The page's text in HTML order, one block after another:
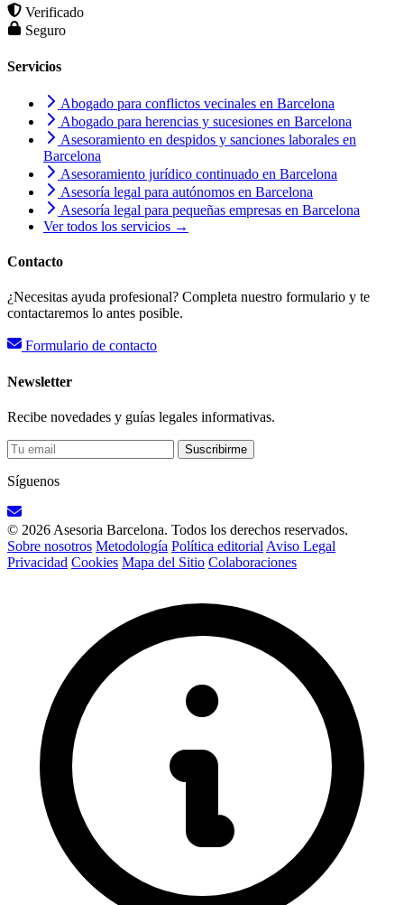
Verificado
Seguro
Servicios
Abogado para conflictos vecinales en Barcelona
Abogado para herencias y sucesiones en Barcelona
Asesoramiento en despidos y sanciones laborales en
Barcelona
Asesoramiento jurídico continuado en Barcelona
Asesoría legal para autónomos en Barcelona
Asesoría legal para pequeñas empresas en Barcelona
Ver todos los servicios →
Contacto
¿Necesitas ayuda profesional? Completa nuestro formulario y te
contactaremos lo antes posible.
Formulario de contacto
Newsletter
Recibe novedades y guías legales informativas.
Suscribirme
Síguenos
© 2026 Asesoria Barcelona. Todos los derechos reservados.
Sobre nosotros Metodología Política editorial Aviso Legal
Privacidad Cookies Mapa del Sitio Colaboraciones